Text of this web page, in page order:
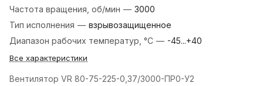
Частота вращения, об/мин — 3000
Тип исполнения — взрывозащищенное
Диапазон рабочих температур, °С — -45...+40
Все характеристики
Вентилятор VR 80-75-225-0,37/3000-ПР0-У2